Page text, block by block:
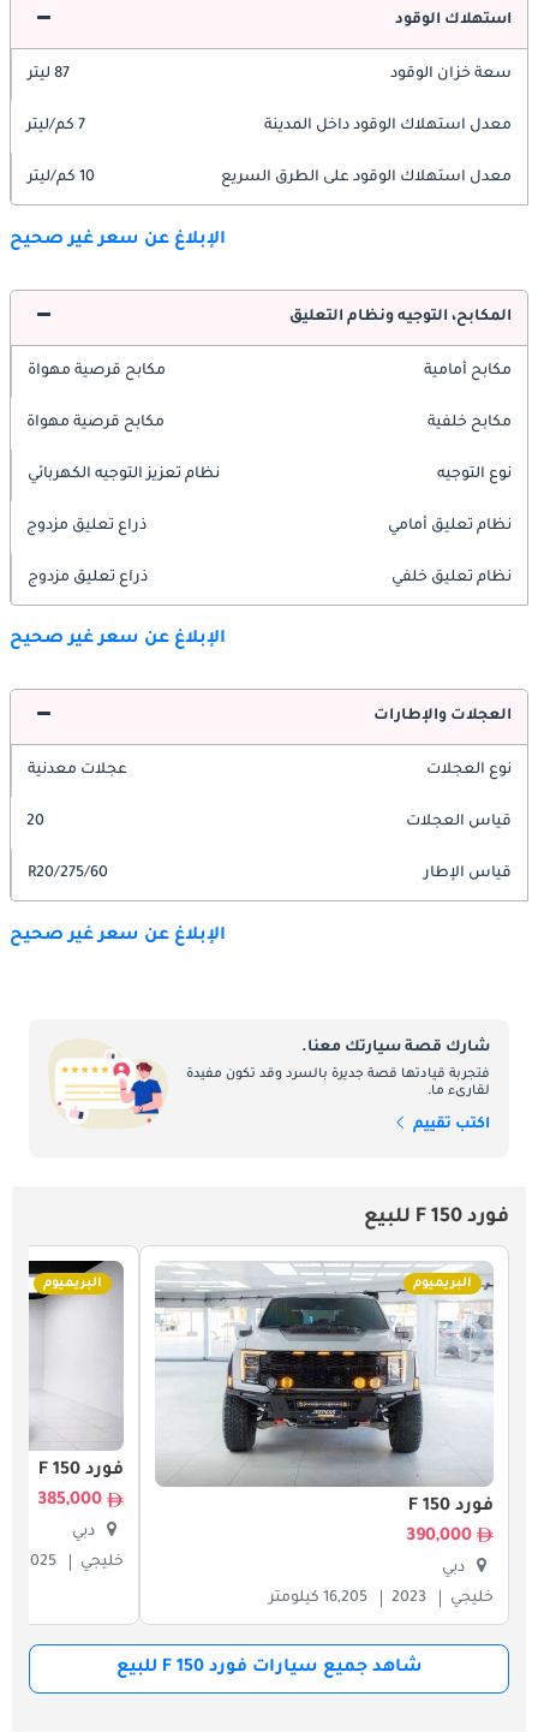
استهلاك الوقود
سعة خزان الوقود 87 ليتر
معدل استهلاك الوقود داخل المدينة 7 كم/ليتر
معدل استهلاك الوقود على الطرق السريع 10 كم/ليتر
الإبلاغ عن سعر غير صحيح
المكابح، التوجيه ونظام التعليق
مكابح أمامية مكابح قرصية مهواة
مكابح خلفية مكابح قرصية مهواة
نوع التوجيه نظام تعزيز التوجيه الكهربائي
نظام تعليق أمامي ذراع تعليق مزدوج
نظام تعليق خلفي ذراع تعليق مزدوج
الإبلاغ عن سعر غير صحيح
العجلات والإطارات
نوع العجلات عجلات معدنية
قياس العجلات 20
قياس الإطار 275/60/R20
الإبلاغ عن سعر غير صحيح
شارك قصة سيارتك معنا.
فتجربة قيادتها قصة جديرة بالسرد وقد تكون مفيدة
لقارىء ما.
اكتب تقييم
فورد F 150 للبيع
البريميوم
فورد F 150
390,000
دبي
خليجي
2023 16,205 كيلومتر
البريميوم
فورد F 150
385,000
دبي
خليجي
2025
شاهد جميع سيارات فورد F 150 للبيع